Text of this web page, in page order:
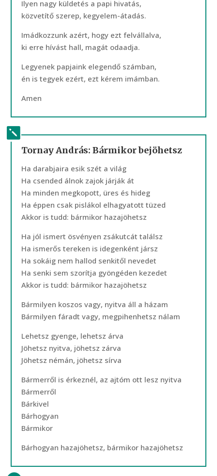
Ilyen nagy küldetés a papi hivatás,
közvetítő szerep, kegyelem-átadás.
Imádkozzunk azért, hogy ezt felvállalva,
ki erre hívást hall, magát odaadja.
Legyenek papjaink elegendő számban,
én is tegyek ezért, ezt kérem imámban.
Amen
Tornay András: Bármikor bejöhetsz
Ha darabjaira esik szét a világ
Ha csended álnok zajok járják át
Ha minden megkopott, üres és hideg
Ha éppen csak pislákol elhagyatott tüzed
Akkor is tudd: bármikor hazajöhetsz
Ha jól ismert ösvényen zsákutcát találsz
Ha ismerős tereken is idegenként jársz
Ha sokáig nem hallod senkitől nevedet
Ha senki sem szorítja gyöngéden kezedet
Akkor is tudd: bármikor hazajöhetsz
Bármilyen koszos vagy, nyitva áll a házam
Bármilyen fáradt vagy, megpihenhetsz nálam
Lehetsz gyenge, lehetsz árva
Jöhetsz nyitva, jöhetsz zárva
Jöhetsz némán, jöhetsz sírva
Bármerről is érkeznél, az ajtóm ott lesz nyitva
Bármerről
Bárkivel
Bárhogyan
Bármikor
Bárhogyan hazajöhetsz, bármikor hazajöhetsz